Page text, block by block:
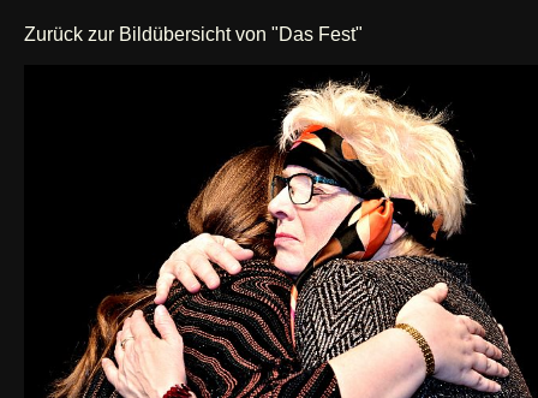
Zurück zur Bildübersicht von "Das Fest"